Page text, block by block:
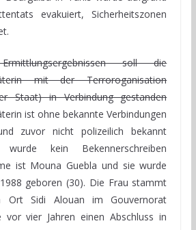
evakuiert, Sicherheitszonen
soll die
mit der Terroroganisation
Staat) in Verbindung gestanden
ist ohne bekannte Verbindungen
zuvor nicht polizeilich bekannt
wurde kein Bekennerschreiben
ist Mouna Guebla und sie wurde
geboren (30). Die Frau stammt
Ort Sidi Alouan im Gouvernorat
vor vier Jahren einen Abschluss in